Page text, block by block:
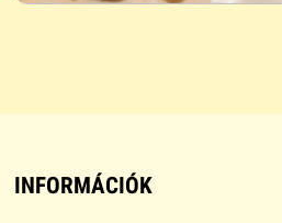
INFORMÁCIÓK